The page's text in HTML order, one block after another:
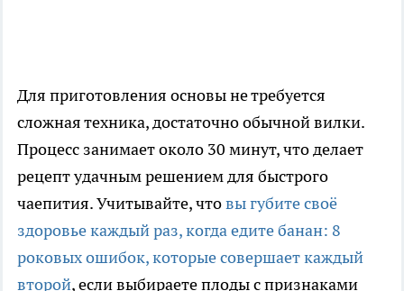
Для приготовления основы не требуется
сложная техника, достаточно обычной вилки.
Процесс занимает около 30 минут, что делает
рецепт удачным решением для быстрого
чаепития. Учитывайте, чтовы губите своё
здоровье каждый раз, когда едите банан: 8
роковых ошибок, которые совершает каждый
второй, если выбираете плоды с признаками